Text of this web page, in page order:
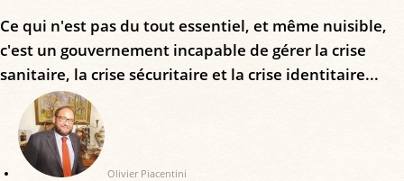
Ce qui n'est pas du tout essentiel, et même nuisible,
c'est un gouvernement incapable de gérer la crise
sanitaire, la crise sécuritaire et la crise identitaire...
Olivier Piacentini